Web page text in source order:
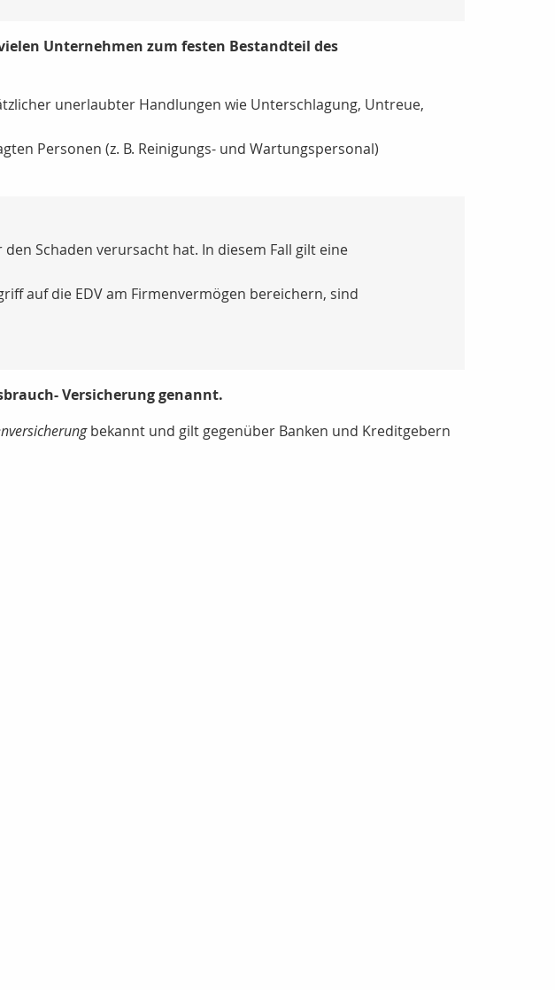
Unternehmen zum festen Bestandteil des
unerlaubter Handlungen wie Unterschlagung, Untreue,
Personen (z. B. Reinigungs- und Wartungspersonal)
Schaden verursacht hat. In diesem Fall gilt eine
auf die EDV am Firmenvermögen bereichern, sind
Versicherung genannt.
bekannt und gilt gegenüber Banken und Kreditgebern